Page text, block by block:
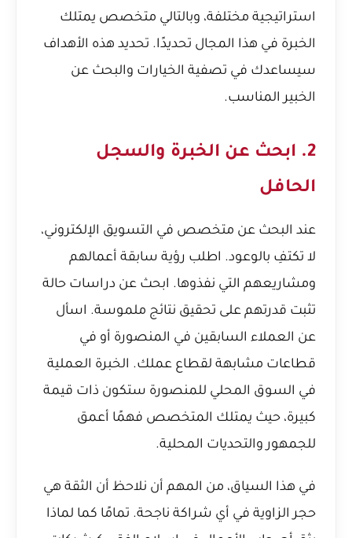
استراتيجية مختلفة، وبالتالي متخصص يمتلك
الخبرة في هذا المجال تحديدًا. تحديد هذه الأهداف
سيساعدك في تصفية الخيارات والبحث عن
الخبير المناسب.
2. ابحث عن الخبرة والسجل
الحافل
عند البحث عن متخصص في التسويق الإلكتروني،
لا تكتفِ بالوعود. اطلب رؤية سابقة أعمالهم
ومشاريعهم التي نفذوها. ابحث عن دراسات حالة
تثبت قدرتهم على تحقيق نتائج ملموسة. اسأل
عن العملاء السابقين في المنصورة أو في
قطاعات مشابهة لقطاع عملك. الخبرة العملية
في السوق المحلي للمنصورة ستكون ذات قيمة
كبيرة، حيث يمتلك المتخصص فهمًا أعمق
للجمهور والتحديات المحلية.
في هذا السياق، من المهم أن نلاحظ أن الثقة هي
حجر الزاوية في أي شراكة ناجحة. تمامًا كما لماذا